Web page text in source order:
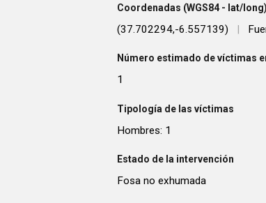
Coordenadas (WGS84 - lat/long)
(37.702294,-6.557139) |
Número estimado de víctimas
1
Tipología de las víctimas
Hombres: 1
Estado de la intervención
Fosa no exhumada